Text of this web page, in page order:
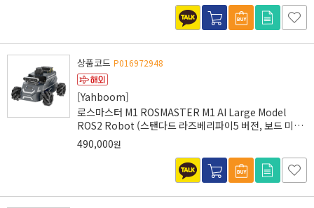
상품코드 P016972948
[Yahboom]
로스마스터 M1 ROSMASTER M1 AI Large Model
ROS2 Robot (스탠다드 라즈베리파이5 버전, 보드 미포
함)
490,000원